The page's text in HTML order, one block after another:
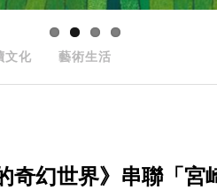
文化 藝術生活
奇幻世界》串聯「